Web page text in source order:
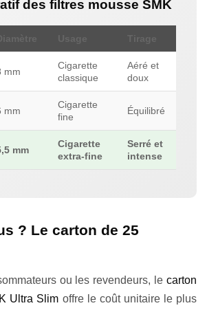
des filtres mousse SMK
Diamètre
mm
Cigarette
classique
Aéré et
doux
mm
Cigarette
fine
Équilibré
mm
Cigarette
extra-fine
Serré et
intense
? Le carton de 25
ou les revendeurs, le carton
Ultra Slim offre le coût unitaire le plus